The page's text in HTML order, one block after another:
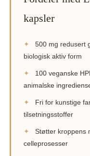
kapsler
✦
500 mg redusert
biologisk aktiv form
✦
100 veganske
animalske
✦
Fri for kunstige
tilsetningsstoffer
✦
Støtter kroppens
celleprosesser